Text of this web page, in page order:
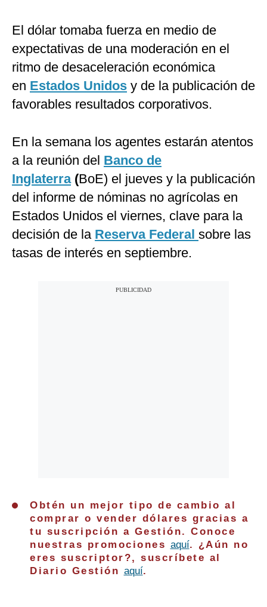
El dólar tomaba fuerza en medio de
expectativas de una moderación en el
ritmo de desaceleración económica
en Estados Unidos y de la publicación de
favorables resultados corporativos.
En la semana los agentes estarán atentos
a la reunión del Banco de
Inglaterra(BoE) el jueves y la publicación
del informe de nóminas no agrícolas en
Estados Unidos el viernes, clave para la
decisión de la Reserva Federal sobre las
tasas de interés en septiembre.
Obtén un mejor tipo de cambio al
comprar o vender dólares gracias a
tu suscripción a Gestión. Conoce
nuestras promociones aquí. ¿Aún no
eres suscriptor?, suscríbete al
Diario Gestión aquí.